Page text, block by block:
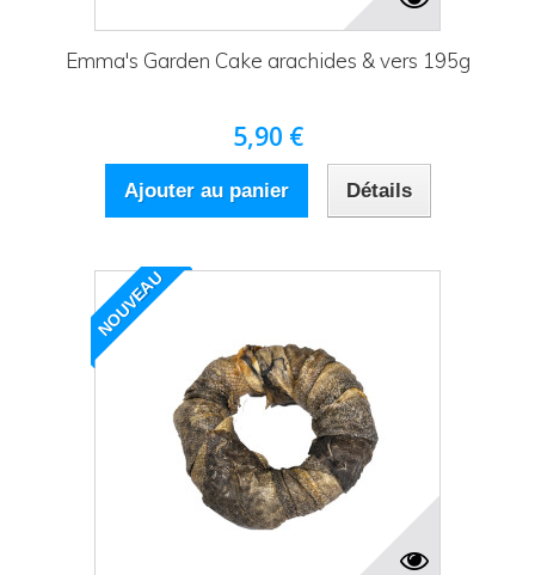
Emma's Garden Cake arachides & vers 195g
5,90 €
Ajouter au panier Détails
NOUVEAU